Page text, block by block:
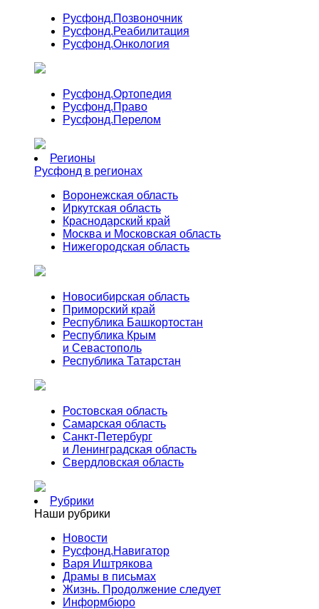
Русфонд.Позвоночник
Русфонд.Реабилитация
Русфонд.Онкология
Русфонд.Ортопедия
Русфонд.Право
Русфонд.Перелом
Регионы
Русфонд в регионах
Воронежская область
Иркутская область
Краснодарский край
Москва и Московская область
Нижегородская область
Новосибирская область
Приморский край
Республика Башкортостан
Республика Крым
и Севастополь
Республика Татарстан
Ростовская область
Самарская область
Санкт-Петербург
и Ленинградская область
Свердловская область
Рубрики
Наши рубрики
Новости
Русфонд.Навигатор
Варя Иштрякова
Драмы в письмах
Жизнь. Продолжение следует
Информбюро